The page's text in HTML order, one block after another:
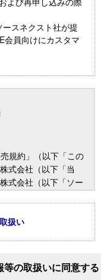
ースネクスト社が提
会員向けにカスタマ
規約」（以下「この
式会社（以下「当
式会社（以下「ソー
ことを目的とするも
定めるBIGLOBE会員
扱い
の取扱いに同意する